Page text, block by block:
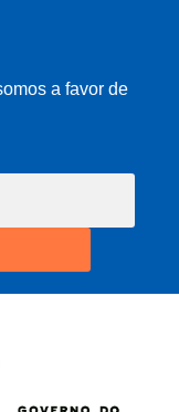
a favor de